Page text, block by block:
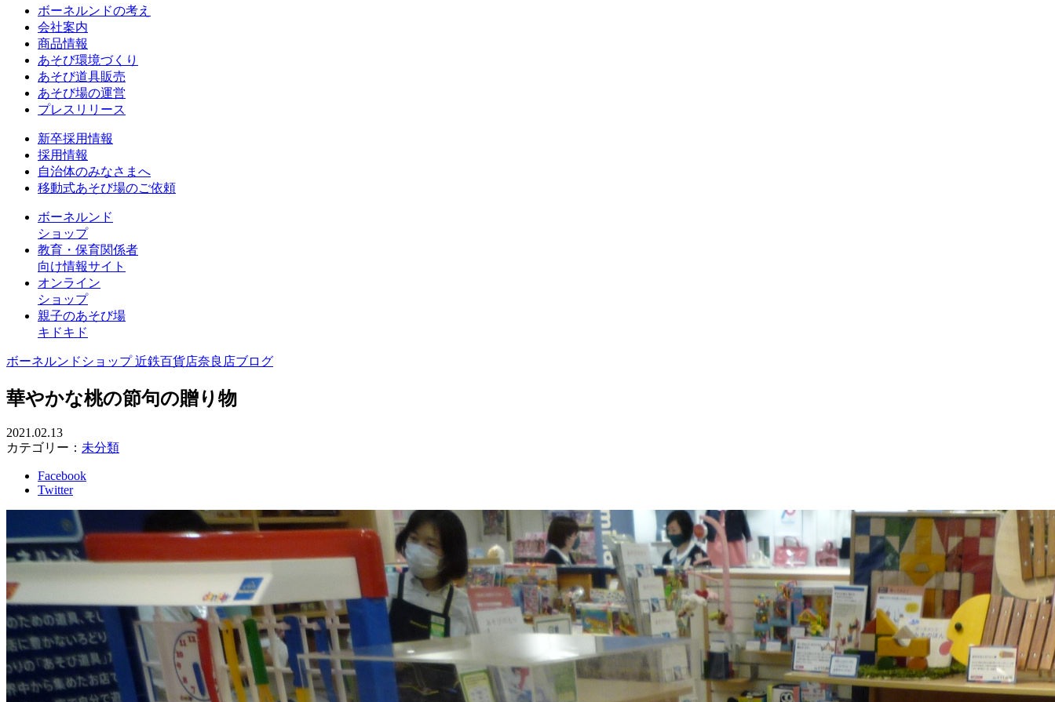
ボーネルンドの考え
会社案内
商品情報
あそび環境づくり
あそび道具販売
あそび場の運営
プレスリリース
新卒採用情報
採用情報
自治体のみなさまへ
移動式あそび場のご依頼
ボーネルンド
ショップ
教育・保育関係者
向け情報サイト
オンライン
ショップ
親子のあそび場
キドキド
ボーネルンドショップ 近鉄百貨店奈良店ブログ
華やかな桃の節句の贈り物
2021.02.13
カテゴリー： 未分類
Facebook
Twitter